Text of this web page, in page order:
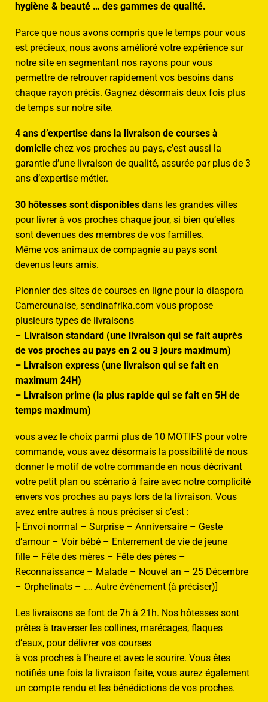
hygiène & beauté … des gammes de qualité.
Parce que nous avons compris que le temps pour vous
est précieux, nous avons amélioré votre expérience sur
notre site en segmentant nos rayons pour vous
permettre de retrouver rapidement vos besoins dans
chaque rayon précis. Gagnez désormais deux fois plus
de temps sur notre site.
4 ans d’expertise dans la livraison de courses à
domicile chez vos proches au pays, c’est aussi la
garantie d’une livraison de qualité, assurée par plus de 3
ans d’expertise métier.
30 hôtesses sont disponibles dans les grandes villes
pour livrer à vos proches chaque jour, si bien qu’elles
sont devenues des membres de vos familles.
Même vos animaux de compagnie au pays sont
devenus leurs amis.
Pionnier des sites de courses en ligne pour la diaspora
Camerounaise, sendinafrika.com vous propose
plusieurs types de livraisons
– Livraison standard (une livraison qui se fait auprès
de vos proches au pays en 2 ou 3 jours maximum)
– Livraison express (une livraison qui se fait en
maximum 24H)
– Livraison prime (la plus rapide qui se fait en 5H de
temps maximum)
vous avez le choix parmi plus de 10 MOTIFS pour votre
commande, vous avez désormais la possibilité de nous
donner le motif de votre commande en nous décrivant
votre petit plan ou scénario à faire avec notre complicité
envers vos proches au pays lors de la livraison. Vous
avez entre autres à nous préciser si c’est :
[- Envoi normal – Surprise – Anniversaire – Geste
d’amour – Voir bébé – Enterrement de vie de jeune
fille – Fête des mères – Fête des pères –
Reconnaissance – Malade – Nouvel an – 25 Décembre
– Orphelinats – …. Autre évènement (à préciser)]
Les livraisons se font de 7h à 21h. Nos hôtesses sont
prêtes à traverser les collines, marécages, flaques
d’eaux, pour délivrer vos courses
à vos proches à l’heure et avec le sourire. Vous êtes
notifiés une fois la livraison faite, vous aurez également
un compte rendu et les bénédictions de vos proches.